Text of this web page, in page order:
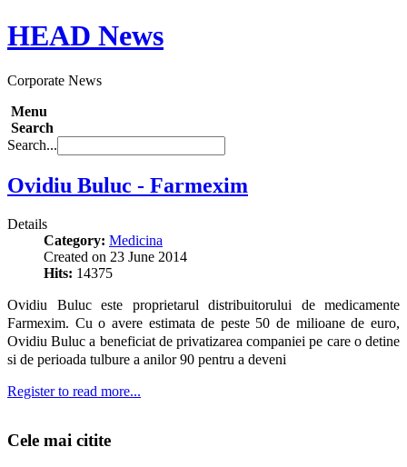
HEAD News
Corporate News
Menu
Search
Search...
Ovidiu Buluc - Farmexim
Details
Category: Medicina
Created on 23 June 2014
Hits: 14375
Ovidiu Buluc este proprietarul distribuitorului de medicamente
Farmexim. Cu o avere estimata de peste 50 de milioane de euro,
Ovidiu Buluc a beneficiat de privatizarea companiei pe care o detine
si de perioada tulbure a anilor 90 pentru a deveni
Register to read more...
Cele mai citite